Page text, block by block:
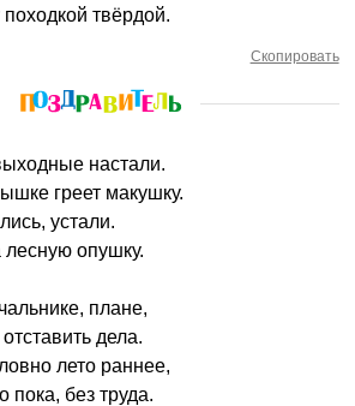
твёрдой.
Скопировать
настали.
греет макушку.
устали.
лесную опушку.
плане,
дела.
лето раннее,
пока, без труда.